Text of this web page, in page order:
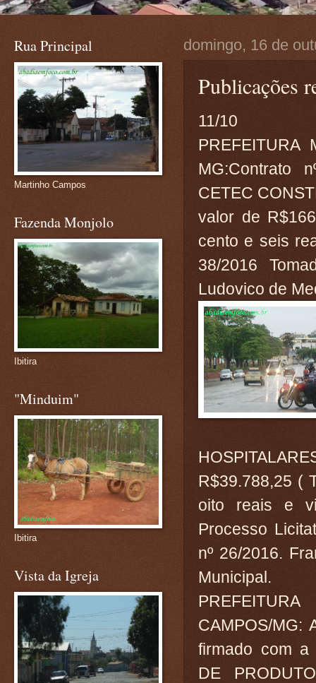
domingo, 16 de
Publicações
11/10
PREFEITURA
MG:Contrato
CETEC
valor de
cento e seis
38/2016
Ludovico de
R$39.788,25 (
oito reais e
Processo
nº 26/2016.
Municipal.
CAMPOS/MG:
firmado com a
DE
Rua Principal
Martinho Campos
Fazenda Monjolo
Ibitira
"Minduim"
Ibitira
Vista da Igreja